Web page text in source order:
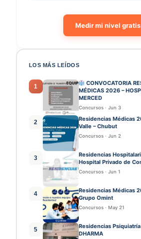
Medir mi nivel
LOS MÁS LEÍDOS
1
CONVOCATORIA
MÉDICAS 2026 –
MERCED
Concursos · Jun 3
2
Residencias Médicas
Valle – Chubut
Concursos · Jun 2
3
Residencias
Hospital Privado de
Concursos · Jun 1
4
Residencias Médicas
Grupo Omint
Concursos · May 21
5
Residencias
DHARMA